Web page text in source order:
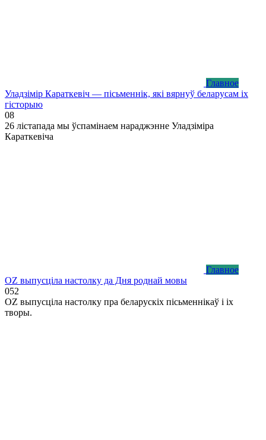
Главное
Уладзімір Караткевіч — пісьменнік, які вярнуў беларусам іх
гісторыю
08
26 лістапада мы ўспамінаем нараджэнне Уладзіміра
Караткевіча
Главное
OZ выпусціла настолку да Дня роднай мовы
052
OZ выпусціла настолку пра беларускіх пісьменнікаў і іх
творы.